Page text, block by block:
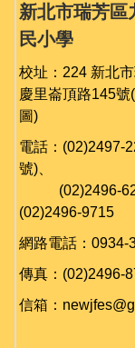
新北市瑞芳區
民小學
校址：224 新北
慶里崙頂路145號
圖)
電話：(02)2497-
號)、
(02)2496-
(02)2496-9715
網路電話：0934-
傳真：(02)2496-
信箱：